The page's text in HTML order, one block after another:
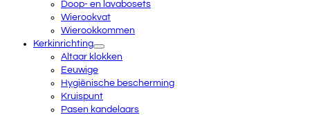
Doop- en lavabosets
Wierookvat
Wierookkommen
Kerkinrichting
Altaar klokken
Eeuwige
Hygiënische bescherming
Kruispunt
Pasen kandelaars